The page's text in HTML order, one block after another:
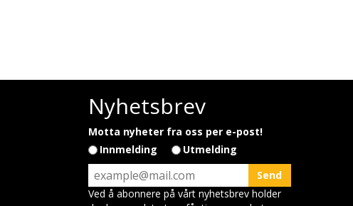
Nyhetsbrev
Motta nyheter fra oss per e-post!
Innmelding
Utmelding
Ved å abonnere på vårt nyhetsbrev holder